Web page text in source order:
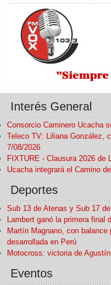
Interés General
Consorcio Caminero Ucacha
Teleco TV: Liliana González,
7/08/2026
FIXTURE - Clausura 2026 de
Ucacha integrará el Camino
Deportes
Sub 13 de Atenas y Sub 17
Lambert ganó la primera final
Martín Magnano, con
desarrollada en Perú
Motocross: victoria de
Eventos